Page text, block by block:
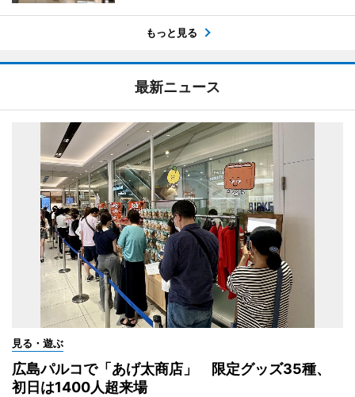
もっと見る
最新ニュース
見る・遊ぶ
広島パルコで「あげ太商店」 限定グッズ35種、
初日は1400人超来場